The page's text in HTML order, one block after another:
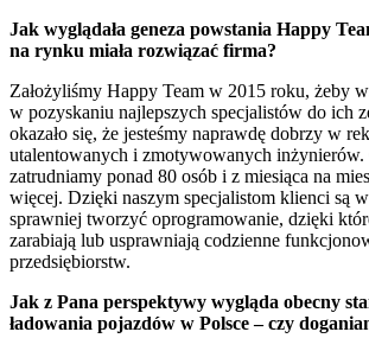
Jak wyglądała geneza powstania Happy
na rynku miała rozwiązać firma?
Założyliśmy Happy Team w 2015 roku, żeby
w pozyskaniu najlepszych specjalistów do ich
okazało się, że jesteśmy naprawdę dobrzy w
utalentowanych i zmotywowanych inżynierów.
zatrudniamy ponad 80 osób i z miesiąca na
więcej. Dzięki naszym specjalistom klienci są
sprawniej tworzyć oprogramowanie, dzięki
zarabiają lub usprawniają codzienne
przedsiębiorstw.
Jak z Pana perspektywy wygląda obecny
ładowania pojazdów w Polsce – czy